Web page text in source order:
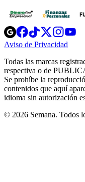
Opens
in
new
Opens
in
new
Opens
in
new
window
Opens
new
Aviso de Privacidad
new
Todas las marcas
respectiva o de
Se prohíbe la
contenidos que aquí
idioma sin autorización
© 2026 Semana. Todos